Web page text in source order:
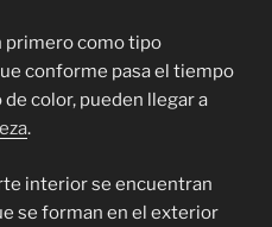
primero como tipo
conforme pasa el tiempo
color, pueden llegar a
.
interior se encuentran
se forman en el exterior